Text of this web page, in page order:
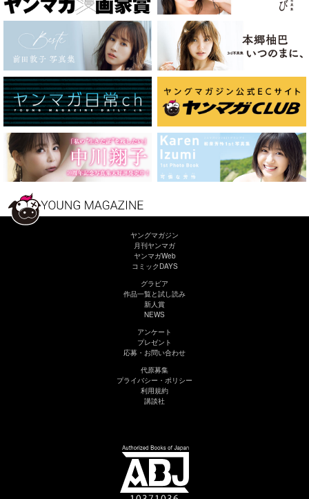
ヤングマガジン
月刊ヤンマガ
ヤンマガWeb
コミックDAYS
グラビア
作品一覧と試し読み
新人賞
NEWS
アンケート
プレゼント
応募・お問い合わせ
代原募集
プライバシー・ポリシー
利用規約
講談社